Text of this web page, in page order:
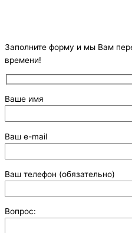
Заполните форму и мы Вам
времени!
Ваше имя
Ваш e-mail
Ваш телефон (обязательно)
Вопрос: